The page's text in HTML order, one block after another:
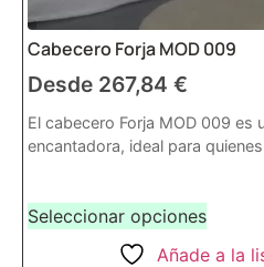
Cabecero Forja MOD 009
Desde 267,84 €
El cabecero Forja MOD 009 es
encantadora, ideal para
Seleccionar opciones
Añade a la